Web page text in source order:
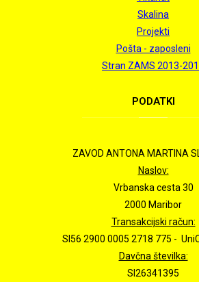
Skalina
Projekti
Pošta - zaposleni
Stran ZAMS 2013-
PODATKI
ZAVOD ANTONA MARTINA
Naslov:
Vrbanska cesta 30
2000 Maribor
Transakcijski račun:
SI56 2900 0005 2718 775 -
Davčna številka:
SI26341395